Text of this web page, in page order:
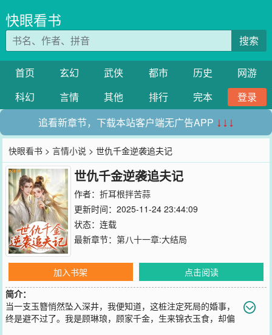
快眼看书
搜索
首页 玄幻 武侠 都市 历史
网游
科幻
言情 其他 排行 完本
登录
追看新章节，下载本站客户端无广告APP ↓↓↓
快眼看书 >言情小说 > 世仇千金逆袭追夫记
世仇千金逆袭追夫记
作者： 折耳根拌苦蒜
更新时间：2025-11-24 23:44:09
状态：连载
最新章节： 第八十一章:大结局
加入书架
点击阅读
简介：
当一支玉簪悄然坠入深井，我便知道，这桩注定死局的婚事，
终是避不过了。我是顾琳琅，顾家千金，生来锦衣玉食，却偏